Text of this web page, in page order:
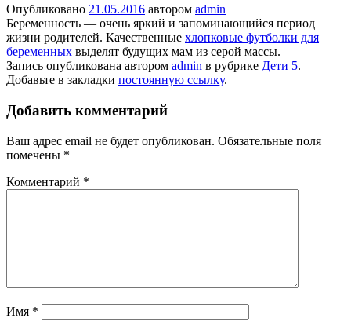
Опубликовано 21.05.2016 автором admin
Беременность — очень яркий и запоминающийся период
жизни родителей. Качественные хлопковые футболки для
беременных выделят будущих мам из серой массы.
Запись опубликована автором admin в рубрике Дети 5.
Добавьте в закладки постоянную ссылку.
Добавить комментарий
Ваш адрес email не будет опубликован. Обязательные поля
помечены *
Комментарий *
Имя *